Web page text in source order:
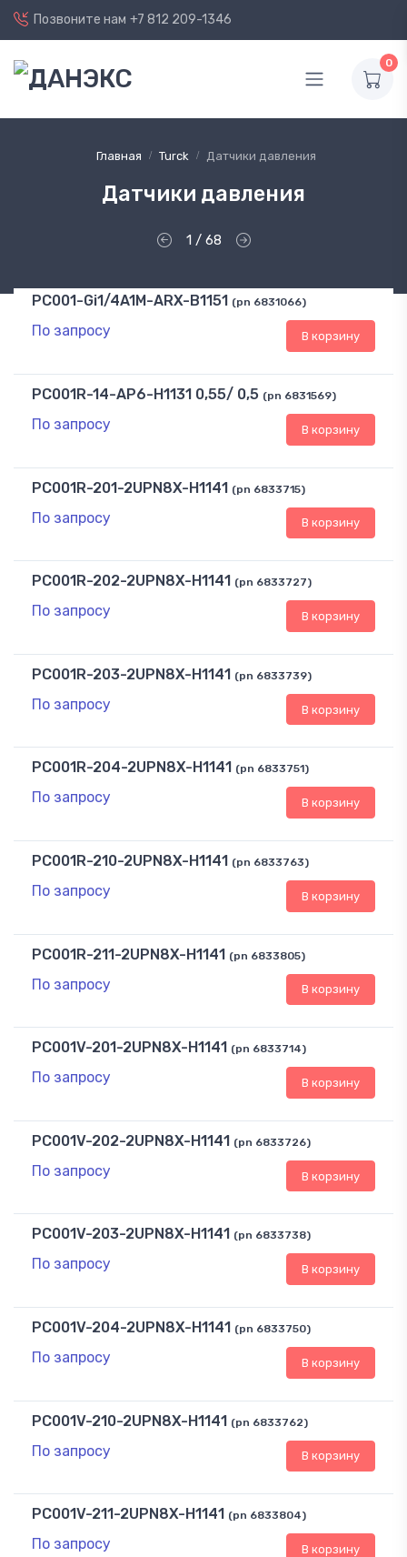
Позвоните нам +7 812 209-1346
0
Главная Turck Датчики давления
Датчики давления
1 / 68
PC001-Gi1/4A1M-ARX-B1151 (pn 6831066)
По запросу В корзину
PC001R-14-AP6-H1131 0,55/ 0,5 (pn 6831569)
По запросу В корзину
PC001R-201-2UPN8X-H1141 (pn 6833715)
По запросу В корзину
PC001R-202-2UPN8X-H1141 (pn 6833727)
По запросу В корзину
PC001R-203-2UPN8X-H1141 (pn 6833739)
По запросу В корзину
PC001R-204-2UPN8X-H1141 (pn 6833751)
По запросу В корзину
PC001R-210-2UPN8X-H1141 (pn 6833763)
По запросу В корзину
PC001R-211-2UPN8X-H1141 (pn 6833805)
По запросу В корзину
PC001V-201-2UPN8X-H1141 (pn 6833714)
По запросу В корзину
PC001V-202-2UPN8X-H1141 (pn 6833726)
По запросу В корзину
PC001V-203-2UPN8X-H1141 (pn 6833738)
По запросу В корзину
PC001V-204-2UPN8X-H1141 (pn 6833750)
По запросу В корзину
PC001V-210-2UPN8X-H1141 (pn 6833762)
По запросу В корзину
PC001V-211-2UPN8X-H1141 (pn 6833804)
По запросу В корзину